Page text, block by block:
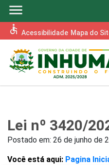
menu
accessible Acessibilidade Mapa do
Lei nº 3420/
Postado em: 26 de junho de
Você está aqui: Pagina